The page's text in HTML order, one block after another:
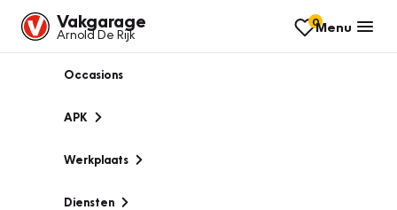
Vakgarage
Arnold De Rijk
0Menu
Occasions
APK
Werkplaats
Diensten